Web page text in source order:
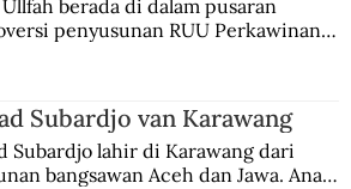
berada di dalam pusaran
penyusunan RUU Perkawinan.
Subardjo van Karawang
Subardjo lahir di Karawang dari
bangsawan Aceh dan Jawa. Anak